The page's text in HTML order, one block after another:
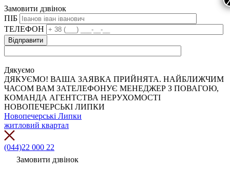
Замовити дзвінок
ПІБ
ТЕЛЕФОН
Дякуємо
ДЯКУЄМО! ВАША ЗАЯВКА ПРИЙНЯТА. НАЙБЛИЖЧИМ
ЧАСОМ ВАМ ЗАТЕЛЕФОНУЄ МЕНЕДЖЕР З ПОВАГОЮ,
КОМАНДА АГЕНТСТВА НЕРУХОМОСТІ
НОВОПЕЧЕРСЬКІ ЛИПКИ
Новопечерські Липки
житловий квартал
(044)22 000 22
Замовити дзвінок